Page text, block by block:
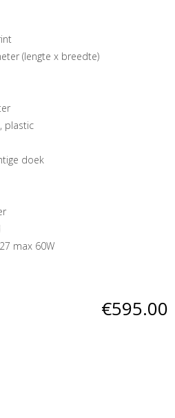
(lengte x breedte)
plastic
doek
max 60W
€595.00